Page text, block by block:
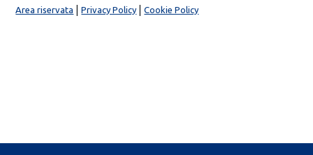
Area riservata |Privacy Policy |Cookie Policy